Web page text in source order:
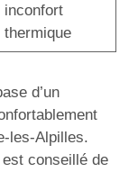
inconfort
thermique
d’un
les-Alpilles.
conseillé de